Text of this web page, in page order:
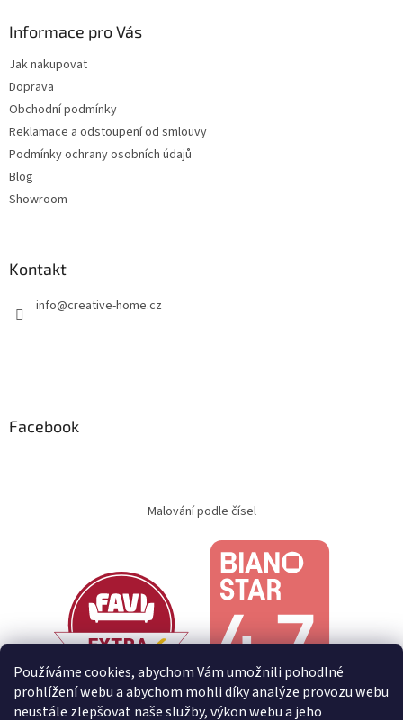
Používáme cookies, abychom Vám umožnili pohodlné
prohlížení webu a abychom mohli díky analýze provozu webu
neustále zlepšovat naše služby, výkon webu a jeho
Informace pro Vás
Jak nakupovat
Doprava
Obchodní podmínky
Reklamace a odstoupení od smlouvy
Podmínky ochrany osobních údajů
Blog
Showroom
Kontakt
info@creative-home.cz
Facebook
Malování podle čísel